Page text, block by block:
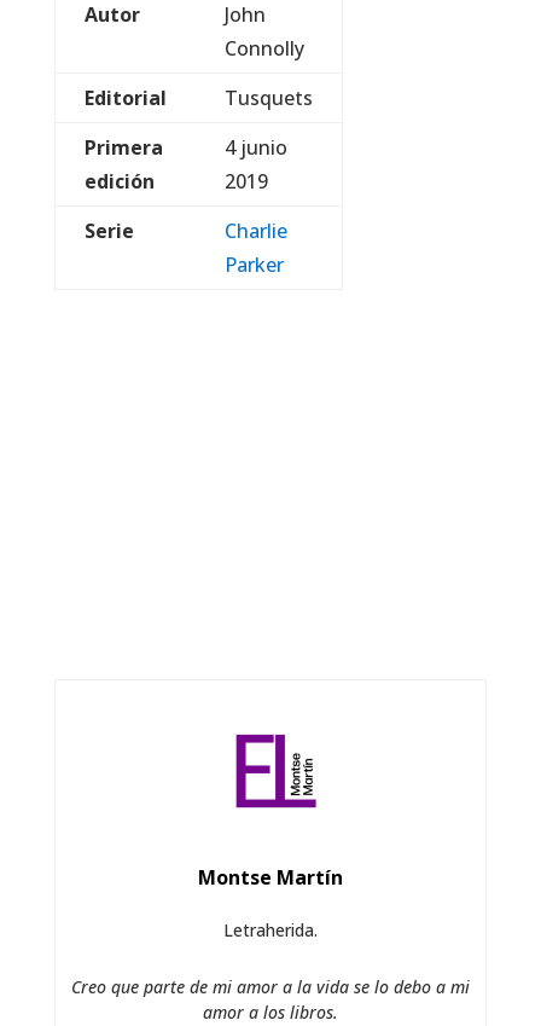
Autor
John
Connolly
Editorial
Tusquets
Primera
edición
4 junio
2019
Serie
Charlie
Parker
Montse Martín
Letraherida.
Creo que parte de mi amor a la vida se lo debo a mi
amor a los libros.